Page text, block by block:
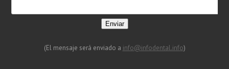
Enviar
(El mensaje será enviado a info@infodental.info)